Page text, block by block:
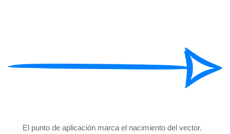
El punto de aplicación marca el nacimiento del vector.